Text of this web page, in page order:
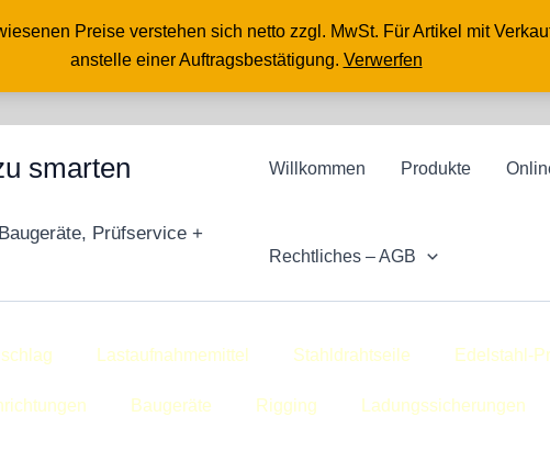
Preise verstehen sich netto zzgl. MwSt. Für Artikel mit
anstelle einer Auftragsbestätigung. Verwerfen
smarten
Prüfservice +
Willkommen Produkte
Rechtliches – AGB
Lastaufnahmemittel Stahldrahtseile Edelstahl-
Baugeräte Rigging Ladungssicherungen